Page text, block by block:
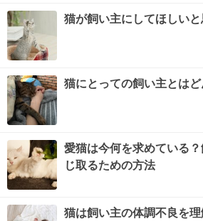
猫が飼い主にしてほしい
猫にとっての飼い主とはど
愛猫は今何を求めている
じ取るための方法
猫は飼い主の体調不良を